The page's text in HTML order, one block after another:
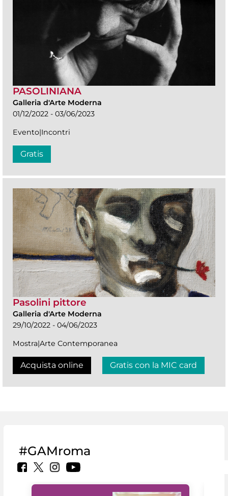
PASOLINIANA
Galleria d'Arte Moderna
01/12/2022 - 03/06/2023
Evento|Incontri
Gratis
Pasolini pittore
Galleria d'Arte Moderna
29/10/2022 - 04/06/2023
Mostra|Arte Contemporanea
Acquista online Gratis con la MIC card
#GAMroma